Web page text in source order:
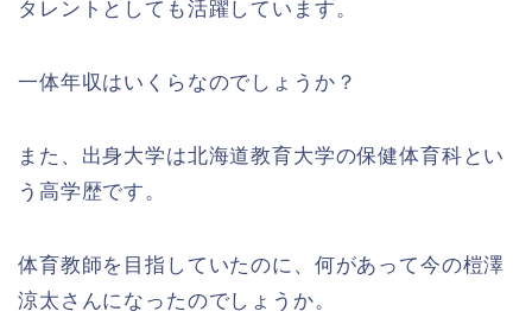
タレントとしても活躍しています。
一体年収はいくらなのでしょうか？
また、出身大学は北海道教育大学の保健体育科とい
う高学歴です。
体育教師を目指していたのに、何があって今の榿澤
涼太さんになったのでしょうか。